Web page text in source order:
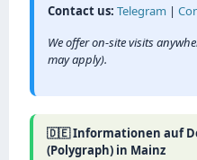
Contact us: Telegram |
We offer on-site visits
may apply).
🇩🇪 Informationen auf
(Polygraph) in Mainz